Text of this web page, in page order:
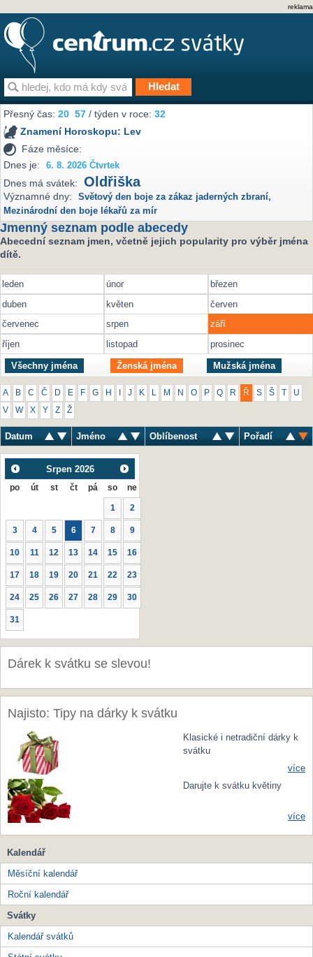
reklama
Přesný čas:20 57 / týden v roce:32
Znamení Horoskopu: Lev
Fáze měsíce:
Dnes je:
6. 8. 2026 Čtvrtek
Dnes má svátek: Oldřiška
Významné dny: Světový den boje za zákaz jaderných zbraní,
Mezinárodní den boje lékařů za mír
Jmenný seznam podle abecedy
Abecední seznam jmen, včetně jejich popularity pro výběr jména
dítě.
leden únor
březen
duben
květen
červen
červenec
srpen
září
říjen
listopad prosinec
Všechny jména Ženská jména Mužská jména
A B C Č D E F G H J K M N O P Q R Ř S Š U
V W X Y Z Ž
Datum Jméno Oblíbenost Pořadí
Srpen 2026
po út st čt pá so ne
1 2
3 4 5 6 7 8 9
10 11 12 13 14 15 16
17 18 19 20 21 22 23
24 25 26 27 28 29 30
31
Dárek k svátku se slevou!
Najisto: Tipy na dárky k svátku
Klasické i netradiční dárky k
svátku
více
Darujte k svátku květiny
více
Kalendář
Měsíční kalendář
Roční kalendář
Svátky
Kalendář svátků